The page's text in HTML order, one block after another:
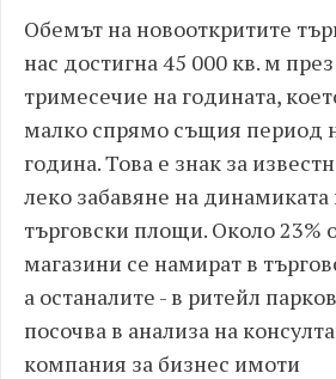
Обемът на новооткритите
нас достигна 45 000 кв. м
тримесечие на годината,
малко спрямо същия период
година. Това е знак за
леко забавяне на динамиката
търговски площи. Около 23%
магазини се намират в
а останалите - в ритейл
посочва в анализа на
компания за бизнес имоти